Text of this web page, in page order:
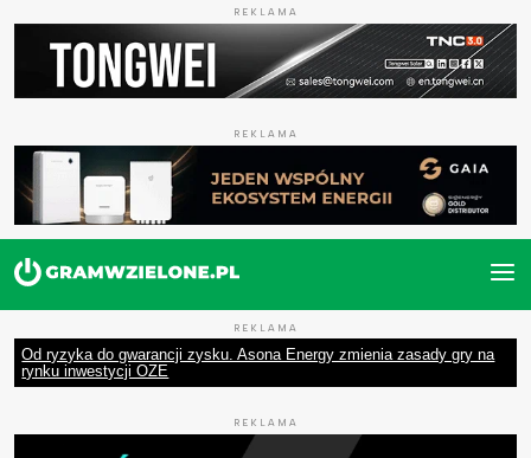
REKLAMA
REKLAMA
REKLAMA
Od ryzyka do gwarancji zysku. Asona Energy zmienia zasady gry na
rynku inwestycji OZE
REKLAMA